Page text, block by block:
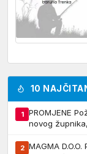
10
1
PROMJENE
novog
2 MAGMA